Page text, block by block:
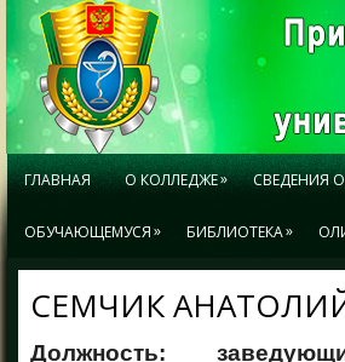
ГЛАВНАЯ О КОЛЛЕДЖЕ» СВЕДЕНИЯ
ОБУЧАЮЩЕМУСЯ» БИБЛИОТЕКА»
СЕМЧИК
Должность: